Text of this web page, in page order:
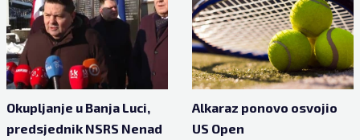
Okupljanje u Banja Luci,
predsjednik NSRS Nenad
Alkaraz ponovo osvojio
US Open